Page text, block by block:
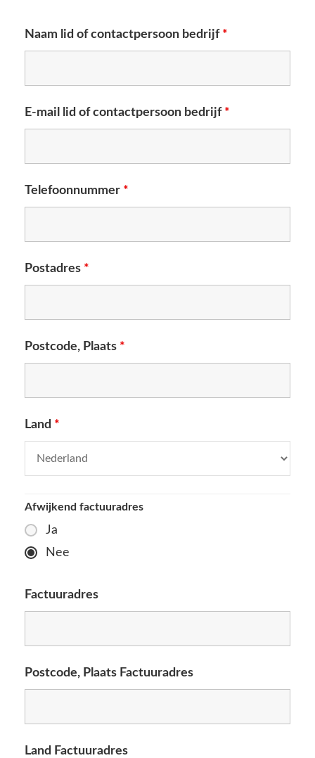
Naam lid of contactpersoon bedrijf *
E-mail lid of contactpersoon bedrijf *
Telefoonnummer *
Postadres *
Postcode, Plaats *
Land *
Afwijkend factuuradres
Ja
Nee
Factuuradres
Postcode, Plaats Factuuradres
Land Factuuradres